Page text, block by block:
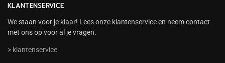
KLANTENSERVICE
We staan voor je klaar! Lees onze klantenservice en neem contact
met ons op voor al je vragen.
> klantenservice